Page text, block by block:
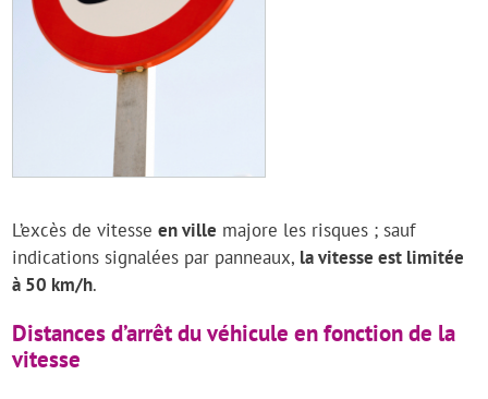
L’excès de vitesseen ville majore les risques ; sauf
indications signalées par panneaux, la vitesse est limitée
à 50 km/h.
Distances d’arrêt du véhicule en fonction de la
vitesse